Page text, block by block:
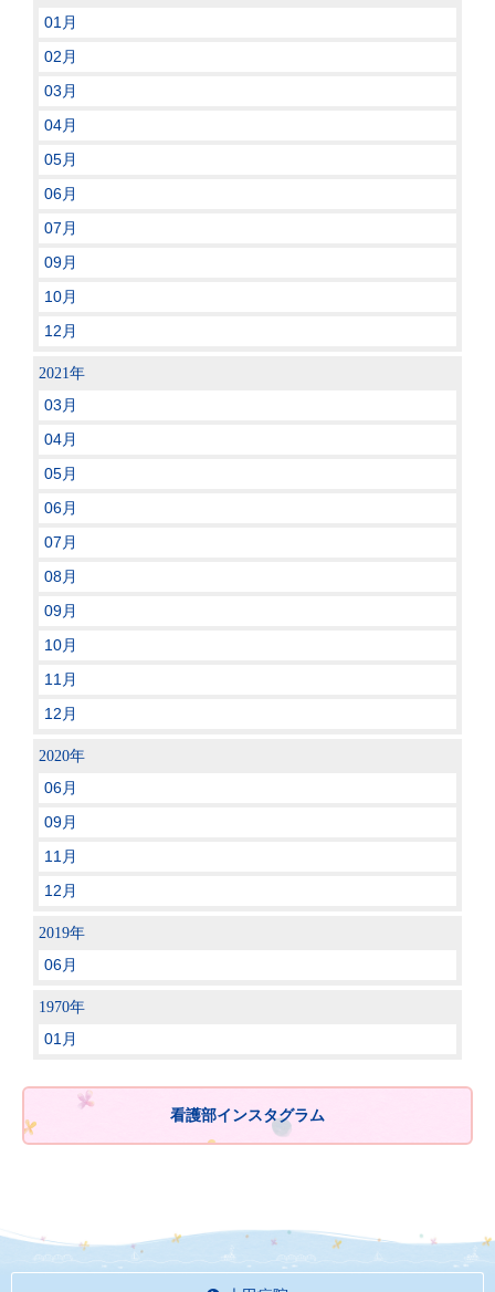
01月
02月
03月
04月
05月
06月
07月
09月
10月
12月
2021年
03月
04月
05月
06月
07月
08月
09月
10月
11月
12月
2020年
06月
09月
11月
12月
2019年
06月
1970年
01月
看護部インスタグラム